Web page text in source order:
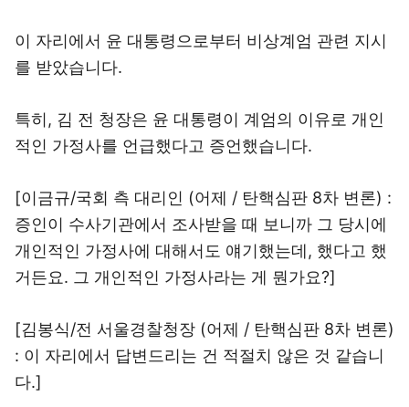
이 자리에서 윤 대통령으로부터 비상계엄 관련 지시
를 받았습니다.
특히, 김 전 청장은 윤 대통령이 계엄의 이유로 개인
적인 가정사를 언급했다고 증언했습니다.
[이금규/국회 측 대리인 (어제 / 탄핵심판 8차 변론) :
증인이 수사기관에서 조사받을 때 보니까 그 당시에
개인적인 가정사에 대해서도 얘기했는데, 했다고 했
거든요. 그 개인적인 가정사라는 게 뭔가요?]
[김봉식/전 서울경찰청장 (어제 / 탄핵심판 8차 변론)
: 이 자리에서 답변드리는 건 적절치 않은 것 같습니
다.]